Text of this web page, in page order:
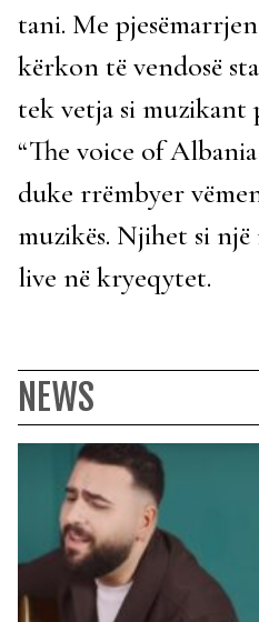
tani. Me pjesëmarrjen
kërkon të vendosë
tek vetja si muzikant
“The voice of
duke rrëmbyer
muzikës. Njihet si një
live në kryeqytet.
NEWS